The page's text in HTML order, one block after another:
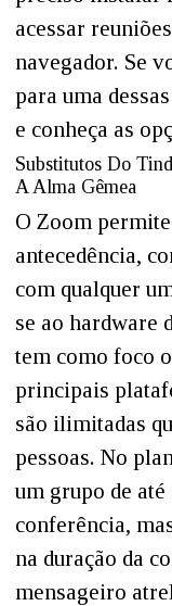
acessar
navegador. Se
para uma
e conheça as
Substitutos Do
A Alma Gêmea
O Zoom
antecedência,
com qualquer
se ao hardware
tem como foco
principais
são ilimitadas
pessoas. No
um grupo de até
conferência,
na duração da
mensageiro